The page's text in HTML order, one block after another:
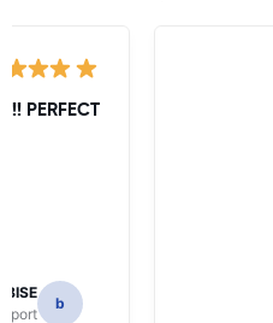
PERFECT !!!!!
b